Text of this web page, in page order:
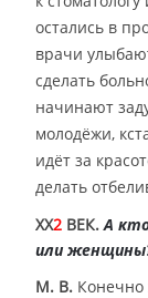
остались в
врачи
сделать
начинают
молодёжи,
идёт за
делать
XX2 ВЕК. А
или
М. В.